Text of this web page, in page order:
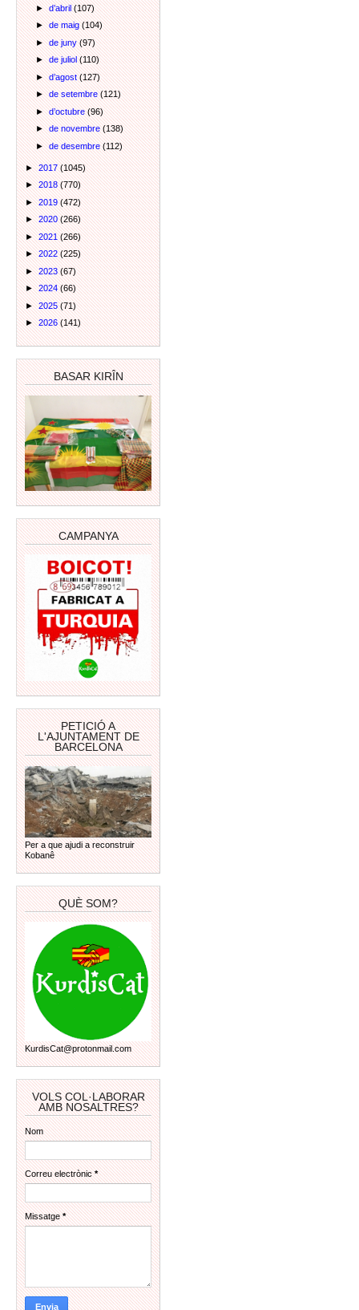
►d’abril(107)
►de maig(104)
►de juny(97)
►de juliol(110)
►d’agost(127)
►de setembre(121)
►d’octubre(96)
►de novembre(138)
►de desembre(112)
►2017(1045)
►2018(770)
►2019(472)
►2020(266)
►2021(266)
►2022(225)
►2023(67)
►2024(66)
►2025(71)
►2026(141)
BASAR KIRÎN
CAMPANYA
PETICIÓ A
L'AJUNTAMENT DE
BARCELONA
Per a que ajudi a reconstruir
Kobanê
QUÈ SOM?
KurdisCat@protonmail.com
VOLS COL·LABORAR
AMB NOSALTRES?
Nom
Correu electrònic*
Missatge*